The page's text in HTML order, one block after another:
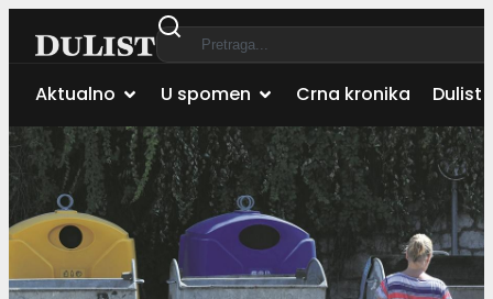
Aktualno U spomen Crna kronika Dulist